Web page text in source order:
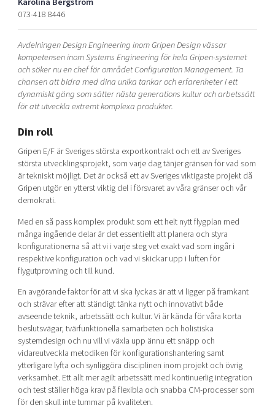
Shaping cities and regions
Bright East
East Sweden Tech Women
Reversed mentorship
Current offers and activities
Upscaling
Talent & skills
Startup & industry collaboration
Offers to boost your business
Our community of companies
Projects
Publications
Project toolbox
Reach out to us
Locations
Today's lunch in Mjärdevi
073-418 8446
Avdelningen Design Engineering inom Gripen Design vässar
kompetensen inom Systems Engineering för hela Gripen-systemet
och söker nu en chef för området Configuration Management. Ta
chansen att bidra med dina unika tankar och erfarenheter i ett
dynamiskt gäng som sätter nästa generations kultur och arbetssätt
för att utveckla extremt komplexa produkter.
Din roll
Gripen E/F är Sveriges största exportkontrakt och ett av Sveriges
största utvecklingsprojekt, som varje dag tänjer gränsen för vad som
är tekniskt möjligt. Det är också ett av Sveriges viktigaste projekt då
Gripen utgör en ytterst viktig del i försvaret av våra gränser och vår
demokrati.
Med en så pass komplex produkt som ett helt nytt flygplan med
många ingående delar är det essentiellt att planera och styra
konfigurationerna så att vi i varje steg vet exakt vad som ingår i
respektive konfiguration och vad vi skickar upp i luften för
flygutprovning och till kund.
En avgörande faktor för att vi ska lyckas är att vi ligger på framkant
och strävar efter att ständigt tänka nytt och innovativt både
avseende teknik, arbetssätt och kultur. Vi är kända för våra korta
beslutsvägar, tvärfunktionella samarbeten och holistiska
systemdesign och nu vill vi växla upp ännu ett snäpp och
vidareutveckla metodiken för konfigurationshantering samt
ytterligare lyfta och synliggöra disciplinen inom projekt och övrig
verksamhet. Ett allt mer agilt arbetssätt med kontinuerlig integration
och test ställer höga krav på flexibla och snabba CM-processer som
för den skull inte tummar på kvaliteten.